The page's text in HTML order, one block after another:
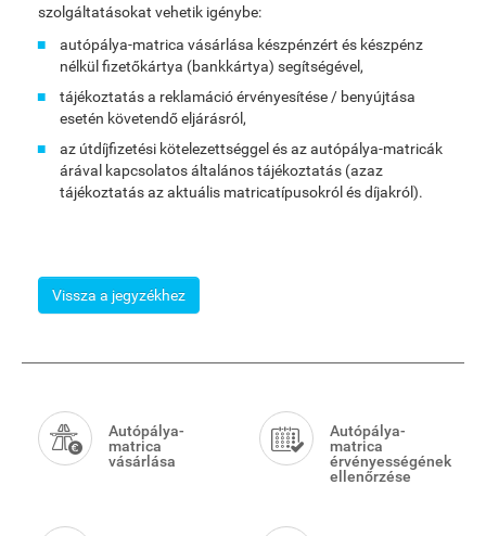
szolgáltatásokat vehetik igénybe:
autópálya-matrica vásárlása készpénzért és készpénz
nélkül fizetőkártya (bankkártya) segítségével,
tájékoztatás a reklamáció érvényesítése / benyújtása
esetén követendő eljárásról,
az útdíjfizetési kötelezettséggel és az autópálya-matricák
árával kapcsolatos általános tájékoztatás (azaz
tájékoztatás az aktuális matricatípusokról és díjakról).
Vissza a jegyzékhez
Menu
Autópálya-
matrica
vásárlása
Autópálya-
matrica
érvényességének
ellenőrzése